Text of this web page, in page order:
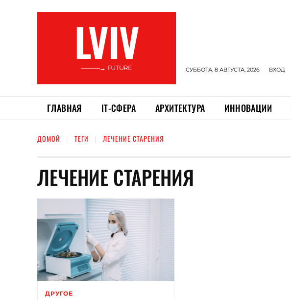
LVIV
———→ FUTURE СУББОТА, 8 АВГУСТА, 2026 ВХОД
ГЛАВНАЯ ІТ-СФЕРА АРХИТЕКТУРА ИННОВАЦИИ
ДОМОЙ ТЕГИ ЛЕЧЕНИЕ СТАРЕНИЯ
ЛЕЧЕНИЕ СТАРЕНИЯ
ДРУГОЕ